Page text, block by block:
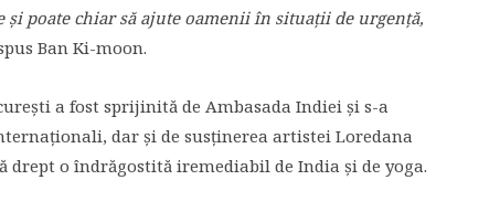
poate chiar să ajute oamenii în situații de urgență,
Ban Ki-moon.
a fost sprijinită de Ambasada Indiei și s-a
dar și de susținerea artistei Loredana
drept o îndrăgostită iremediabil de India și de yoga.